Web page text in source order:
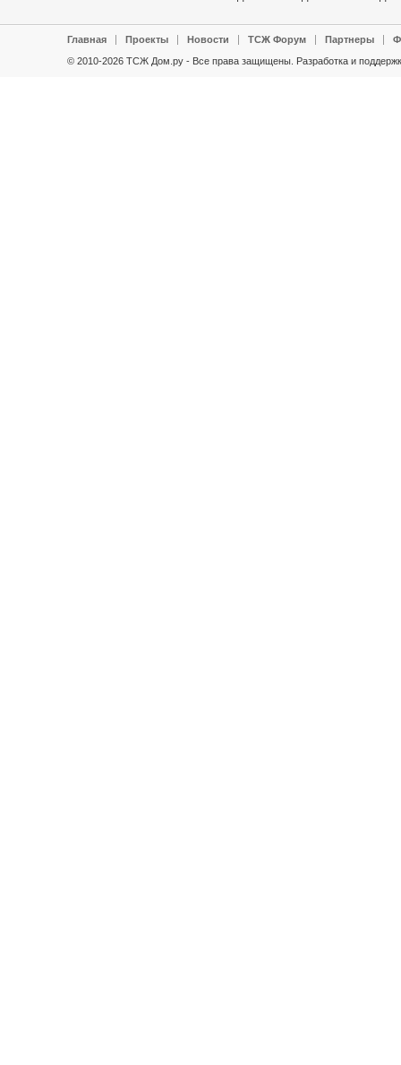
Главная Проекты Новости ТСЖ Форум Партнеры
© 2010-2026 ТСЖ Дом.ру - Все права защищены. Разработка и